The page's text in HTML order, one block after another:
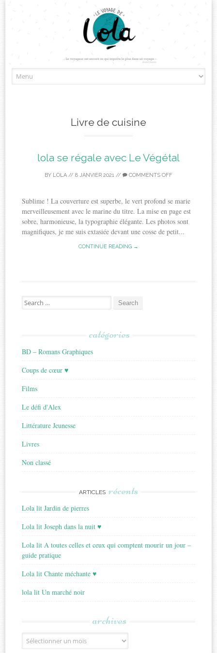
to
Livre de cuisine
lola se régale avec Le Végétal
BY LOLA // 8 JANVIER 2021 // COMMENTS OFF
Sublime ! La couverture est superbe, le vert profond se marie
merveilleusement avec le marine du titre. La mise en page est
sobre, harmonieuse, la typographie élégante. Les photos sont
magnifiques, je me suis extasiée devant une cosse de petit...
CONTINUE READING →
Search
for:
catégories
BD – Romans Graphiques
Coups de cœur ♥
Films
Le défi d'Alex
Littérature Jeunesse
Livres
Non classé
ARTICLES récents
Lola lit Jardin de pierres
Lola lit Joseph dans la nuit ♥
Lola lit A toutes celles et ceux qui comptent mourir un jour –
guide pratique
Lola lit Chante méchante ♥
lola lit Un marché noir
archives
Archives